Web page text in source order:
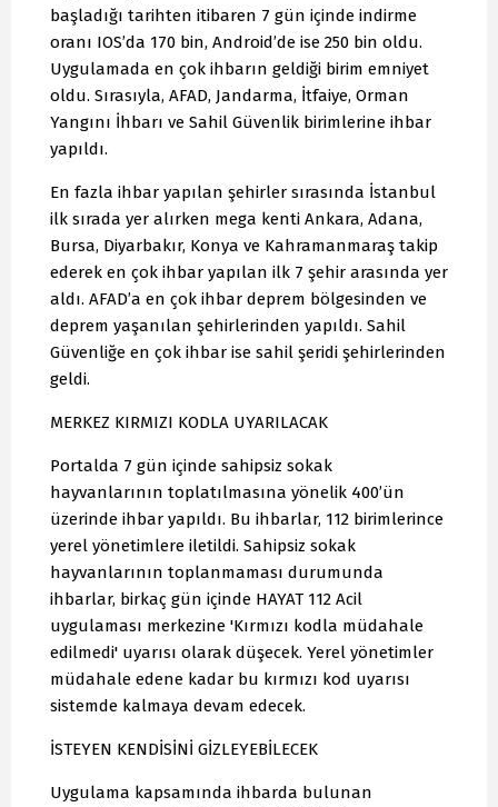
başladığı tarihten itibaren 7 gün içinde indirme
oranı IOS’da 170 bin, Android’de ise 250 bin oldu.
Uygulamada en çok ihbarın geldiği birim emniyet
oldu. Sırasıyla, AFAD, Jandarma, İtfaiye, Orman
Yangını İhbarı ve Sahil Güvenlik birimlerine ihbar
yapıldı.
En fazla ihbar yapılan şehirler sırasında İstanbul
ilk sırada yer alırken mega kenti Ankara, Adana,
Bursa, Diyarbakır, Konya ve Kahramanmaraş takip
ederek en çok ihbar yapılan ilk 7 şehir arasında yer
aldı. AFAD’a en çok ihbar deprem bölgesinden ve
deprem yaşanılan şehirlerinden yapıldı. Sahil
Güvenliğe en çok ihbar ise sahil şeridi şehirlerinden
geldi.
MERKEZ KIRMIZI KODLA UYARILACAK
Portalda 7 gün içinde sahipsiz sokak
hayvanlarının toplatılmasına yönelik 400’ün
üzerinde ihbar yapıldı. Bu ihbarlar, 112 birimlerince
yerel yönetimlere iletildi. Sahipsiz sokak
hayvanlarının toplanmaması durumunda
ihbarlar, birkaç gün içinde HAYAT 112 Acil
uygulaması merkezine 'Kırmızı kodla müdahale
edilmedi' uyarısı olarak düşecek. Yerel yönetimler
müdahale edene kadar bu kırmızı kod uyarısı
sistemde kalmaya devam edecek.
İSTEYEN KENDİSİNİ GİZLEYEBİLECEK
Uygulama kapsamında ihbarda bulunan